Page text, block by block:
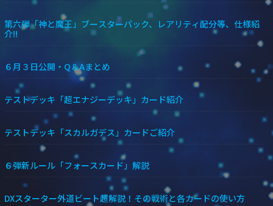
第六弾「神と魔王」ブースターパック、レアリティ配分等、仕様紹
介!!
６月３日公開・Q＆Aまとめ
テストデッキ「超エナジーデッキ」カード紹介
テストデッキ「スカルガデス」カードご紹介
６弾新ルール「フォースカード」解説
DXスターター外道ビート超解説！その戦術と各カードの使い方